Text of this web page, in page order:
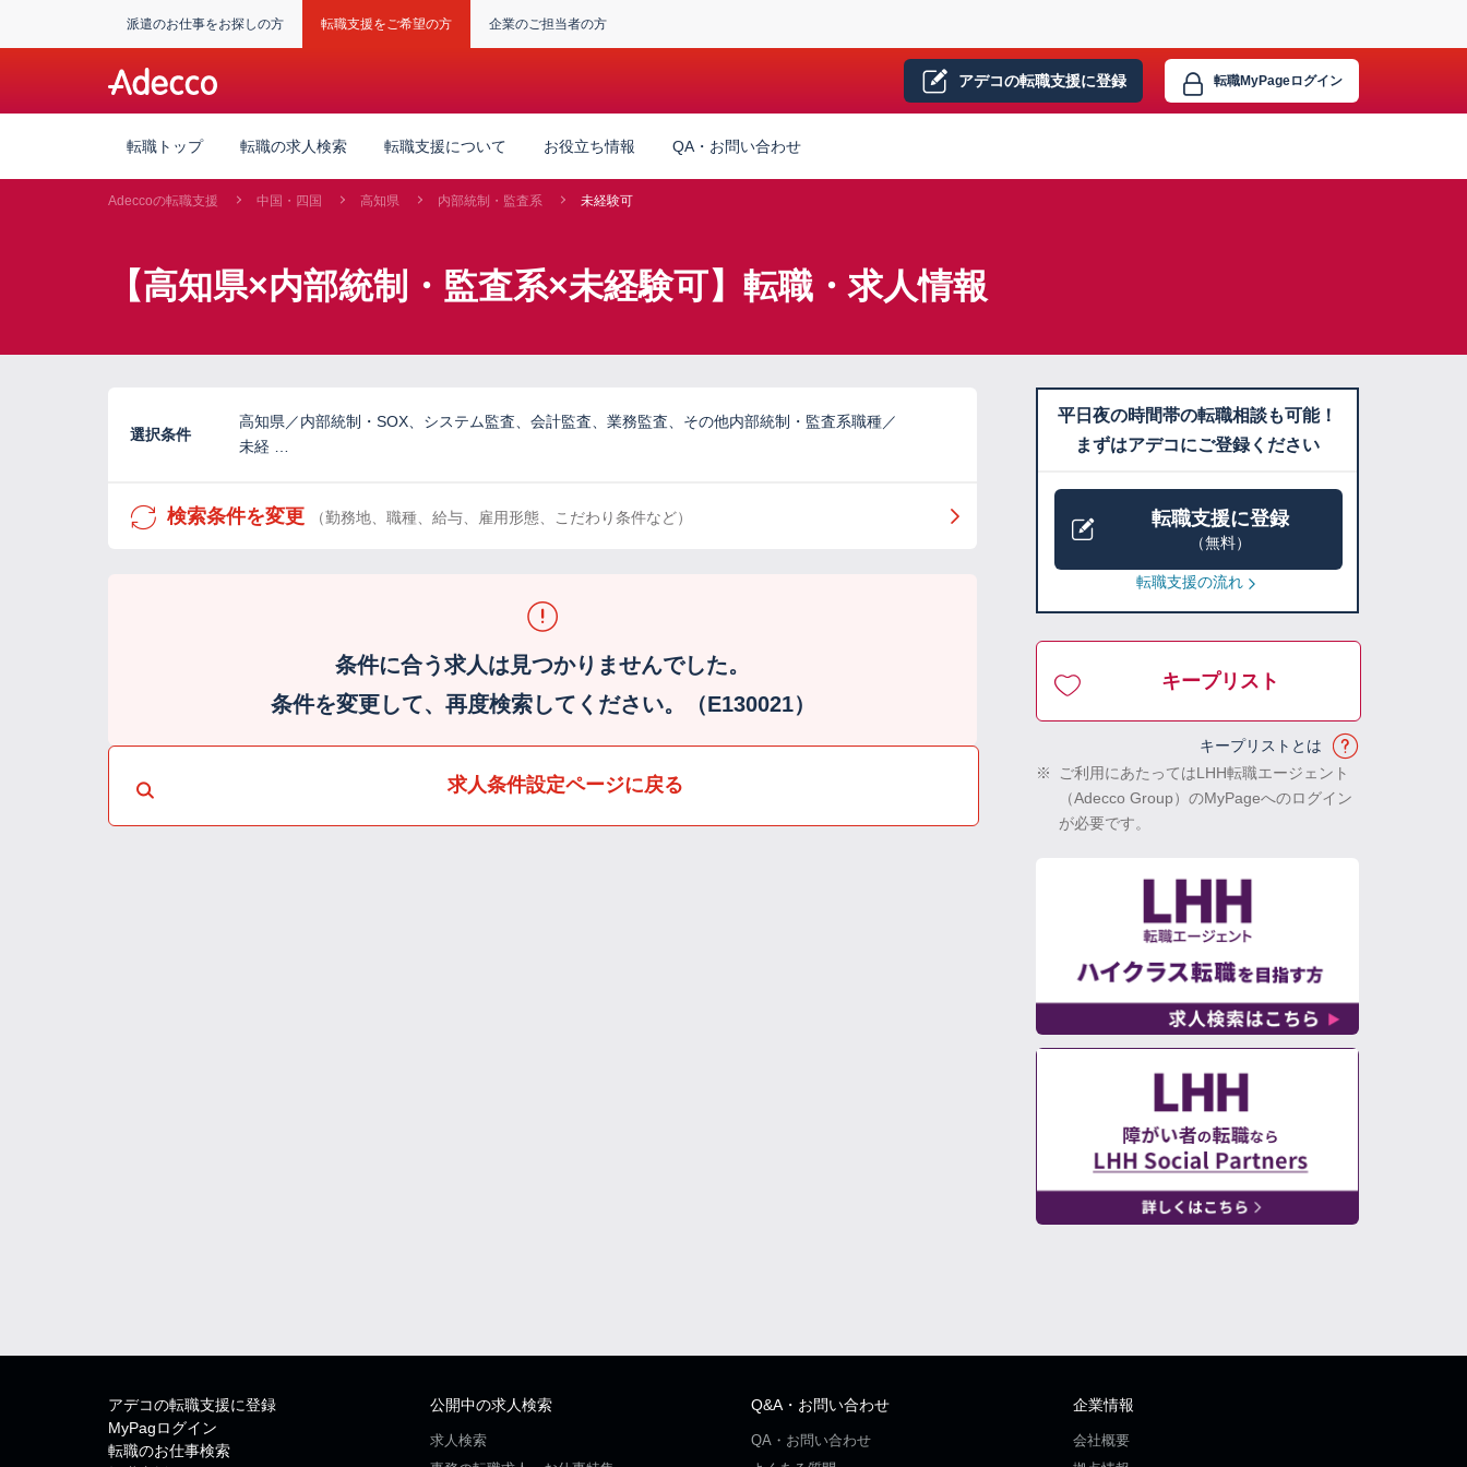
派遣のお仕事をお探しの方 転職支援をご希望の方 企業のご担当者の方
アデコの転職支援に登録 転職MyPageログイン
転職トップ 転職の求人検索 転職支援について お役立ち情報 QA・お問い合わせ
Adeccoの転職支援 中国・四国 高知県 内部統制・監査系 未経験可
【高知県×内部統制・監査系×未経験可】転職・求人情報
選択条件
高知県／内部統制・SOX、システム監査、会計監査、業務監査、その他内部統制・監査系職種／
未経 …
検索条件を変更 （勤務地、職種、給与、雇用形態、こだわり条件など）
条件に合う求人は見つかりませんでした。
条件を変更して、再度検索してください。（E130021）
求人条件設定ページに戻る
平日夜の時間帯の転職相談も可能！
まずはアデコにご登録ください
転職支援に登録
（無料）
転職支援の流れ
キープリスト
キープリストとは
※
ご利用にあたってはLHH転職エージェント
（Adecco Group）のMyPageへのログイン
が必要です。
アデコの転職支援に登録
MyPagログイン
転職のお仕事検索
公開中の求人検索
求人検索
Q&A・お問い合わせ
QA・お問い合わせ
企業情報
会社概要